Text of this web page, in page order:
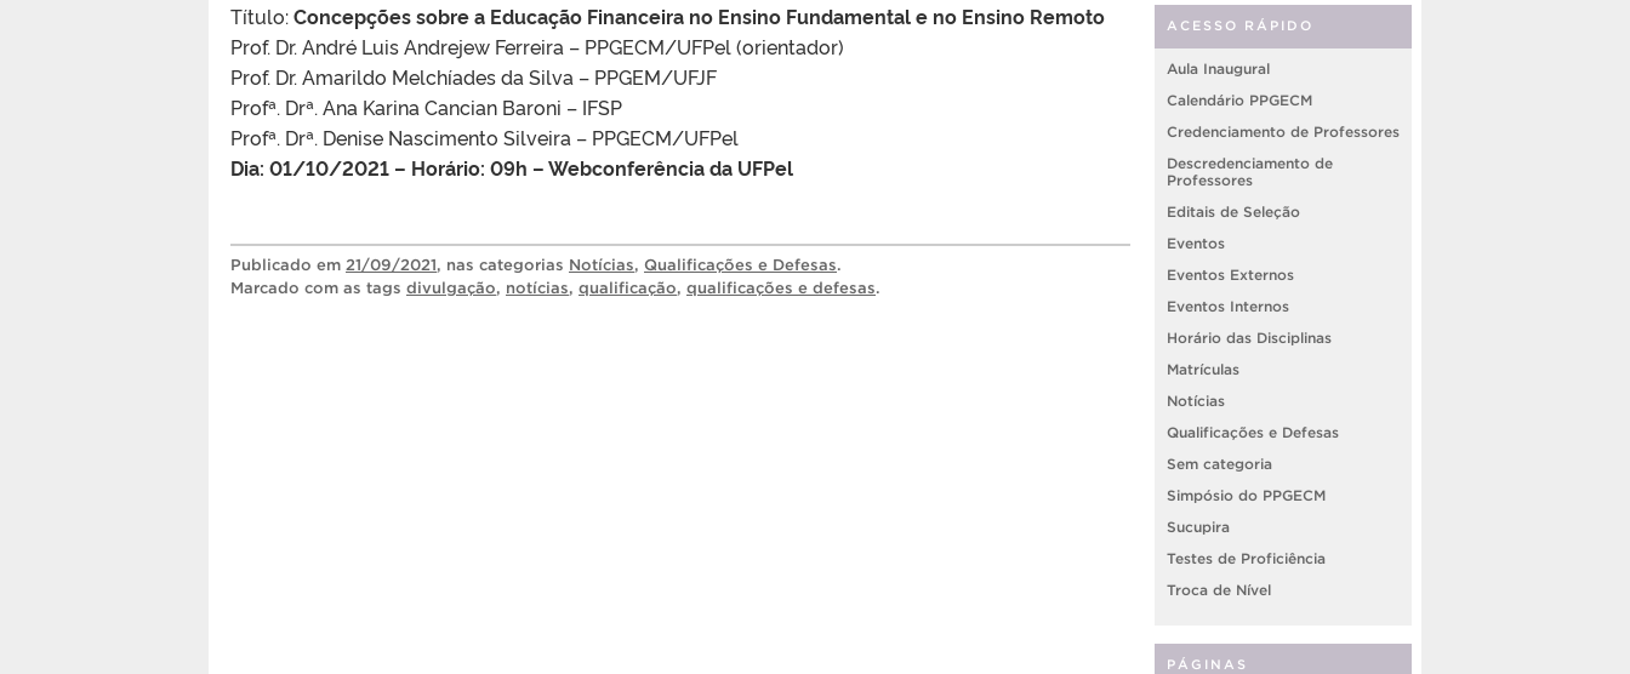
Título:Concepções sobre a Educação Financeira no Ensino Fundamental e no Ensino Remoto
Prof. Dr. André Luis Andrejew Ferreira – PPGECM/UFPel (orientador)
Prof. Dr. Amarildo Melchíades da Silva – PPGEM/UFJF
Profª. Drª. Ana Karina Cancian Baroni – IFSP
Profª. Drª. Denise Nascimento Silveira – PPGECM/UFPel
Dia: 01/10/2021 – Horário: 09h – Webconferência da UFPel
Publicado em 21/09/2021, nas categorias Notícias, Qualificações e Defesas.
Marcado com as tags divulgação, notícias, qualificação, qualificações e defesas.
ACESSO RÁPIDO
Aula Inaugural
Calendário PPGECM
Credenciamento de Professores
Descredenciamento de
Professores
Editais de Seleção
Eventos
Eventos Externos
Eventos Internos
Horário das Disciplinas
Matrículas
Notícias
Qualificações e Defesas
Sem categoria
Simpósio do PPGECM
Sucupira
Testes de Proficiência
Troca de Nível
PÁGINAS